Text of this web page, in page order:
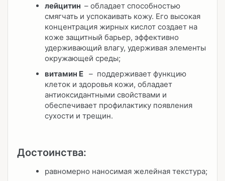
лейцитин – обладает способностью
смягчать и успокаивать кожу. Его высокая
концентрация жирных кислот создает на
коже защитный барьер, эффективно
удерживающий влагу, удерживая элементы
окружающей среды;
витамин Е – поддерживает функцию
клеток и здоровья кожи, обладает
антиоксидантными свойствами и
обеспечивает профилактику появления
сухости и трещин.
Достоинства:
равномерно наносимая желейная текстура;